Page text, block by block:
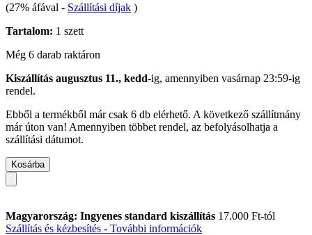
(27% áfával - Szállítási díjak )
Tartalom: 1 szett
Még 6 darab raktáron
Kiszállítás augusztus 11., kedd-ig, amennyiben vasárnap 23:59-ig
rendel.
Ebből a termékből már csak 6 db elérhető. A következő szállítmány
már úton van! Amennyiben többet rendel, az befolyásolhatja a
szállítási dátumot.
Kosárba
Magyarország: Ingyenes standard kiszállítás 17.000 Ft-tól
Szállítás és kézbesítés - További információk